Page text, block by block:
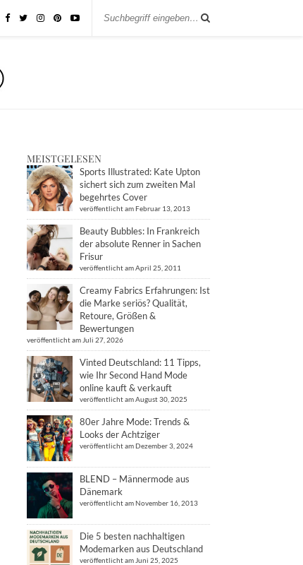
MEISTGELESEN
Sports Illustrated: Kate Upton
sichert sich zum zweiten Mal
begehrtes Cover
veröffentlicht am Februar 13, 2013
Beauty Bubbles: In Frankreich
der absolute Renner in Sachen
Frisur
veröffentlicht am April 25, 2011
Creamy Fabrics Erfahrungen: Ist
die Marke seriös? Qualität,
Retoure, Größen &
Bewertungen
veröffentlicht am Juli 27, 2026
Vinted Deutschland: 11 Tipps,
wie Ihr Second Hand Mode
online kauft & verkauft
veröffentlicht am August 30, 2025
80er Jahre Mode: Trends &
Looks der Achtziger
veröffentlicht am Dezember 3, 2024
BLEND – Männermode aus
Dänemark
veröffentlicht am November 16, 2013
Die 5 besten nachhaltigen
Modemarken aus Deutschland
veröffentlicht am Juni 25, 2025